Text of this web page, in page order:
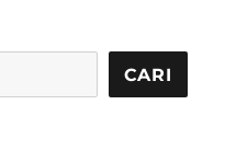
CARI